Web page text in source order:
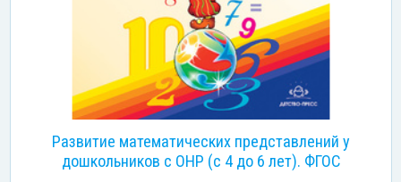
Развитие математических представлений у
дошкольников с ОНР (с 4 до 6 лет). ФГОС